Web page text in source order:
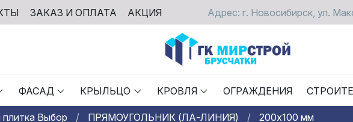
ЗАКАЗ И ОПЛАТА АКЦИЯ Адрес: г. Новосибирск, ул.
ФАСАД КРЫЛЬЦО КРОВЛЯ ОГРАЖДЕНИЯ
плитка Выбор ПРЯМОУГОЛЬНИК (ЛА-ЛИНИЯ) 200х100 мм